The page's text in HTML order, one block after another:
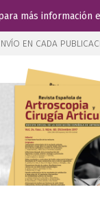
más información
EN CADA